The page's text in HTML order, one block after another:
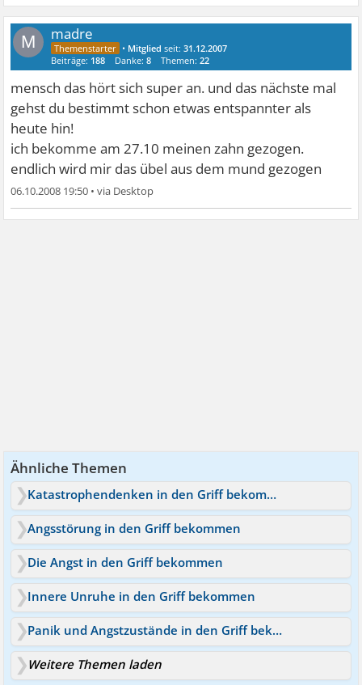
M madre
• Mitglied seit:31.12.2007
Beiträge: 188 Danke:8 Themen:22
mensch das hört sich super an. und das nächste mal
gehst du bestimmt schon etwas entspannter als
heute hin!
ich bekomme am 27.10 meinen zahn gezogen.
endlich wird mir das übel aus dem mund gezogen
06.10.2008 19:50 •
Ähnliche Themen
Katastrophendenken in den Griff bekommen
Angsstörung in den Griff bekommen
Die Angst in den Griff bekommen
Innere Unruhe in den Griff bekommen
Panik und Angstzustände in den Griff bekommen
Weitere Themen laden